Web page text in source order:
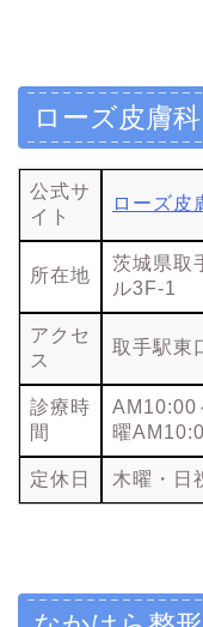
ローズ皮膚
公式サ
イト
ローズ皮
所在地
茨城県取
ル3F-1
アクセ
ス
取手駅東
診療時
間
AM10:00
曜
定休日 木曜・日